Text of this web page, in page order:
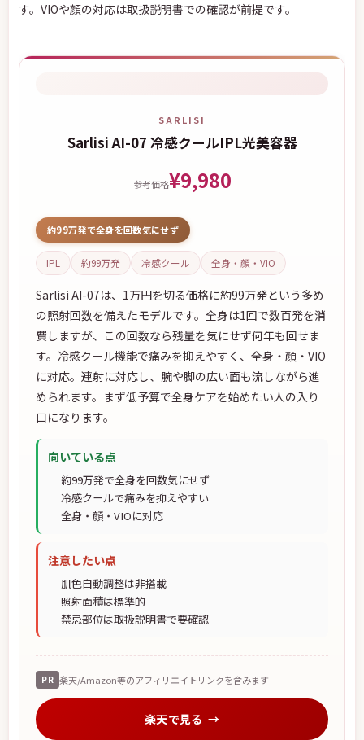
す。VIOや顔の対応は取扱説明書での確認が前提です。
SARLISI
Sarlisi AI-07 冷感クールIPL光美容器
参考価格¥9,980
約99万発で全身を回数気にせず
IPL 約99万発 冷感クール 全身・顔・VIO
Sarlisi AI-07は、1万円を切る価格に約99万発という多め
の照射回数を備えたモデルです。全身は1回で数百発を消
費しますが、この回数なら残量を気にせず何年も回せま
す。冷感クール機能で痛みを抑えやすく、全身・顔・VIO
に対応。連射に対応し、腕や脚の広い面も流しながら進
められます。まず低予算で全身ケアを始めたい人の入り
口になります。
向いている点
約99万発で全身を回数気にせず
冷感クールで痛みを抑えやすい
全身・顔・VIOに対応
注意したい点
肌色自動調整は非搭載
照射面積は標準的
禁忌部位は取扱説明書で要確認
PR 楽天/Amazon等のアフィリエイトリンクを含みます
楽天で見る